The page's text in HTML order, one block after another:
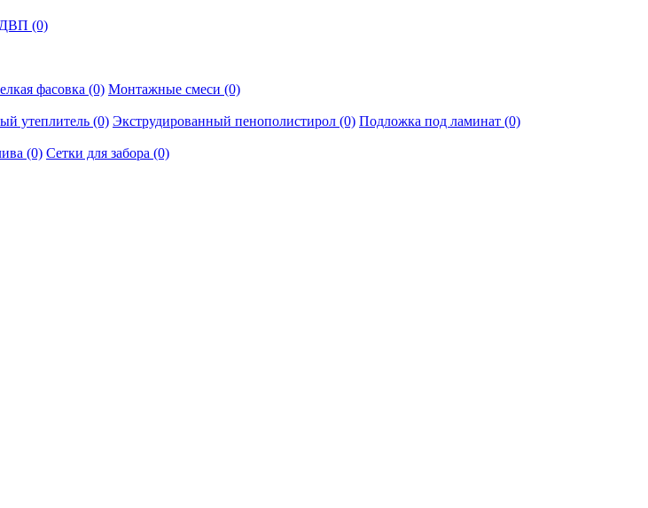
ДВП (0)
фасовка (0) Монтажные смеси (0)
утеплитель (0) Экструдированный пенополистирол (0) Подложка под ламинат (0)
(0) Сетки для забора (0)